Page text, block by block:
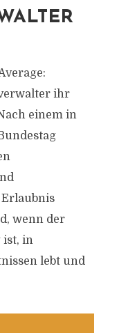
ihr
einem in
wenn der
ist, in
lebt und